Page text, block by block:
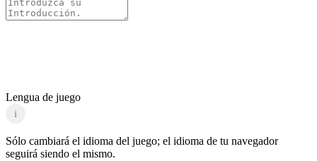
Lengua de juego
i
Sólo cambiará el idioma del juego; el idioma de tu navegador
seguirá siendo el mismo.